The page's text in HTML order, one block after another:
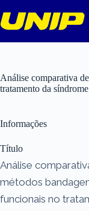
para
o
Análise comparativa
tratamento da
Informações
Título
Análise
métodos
funcionais no